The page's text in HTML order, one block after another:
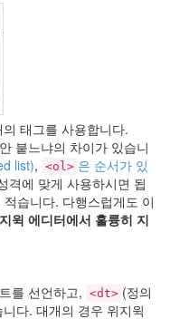
태그를 사용합니다.
붙느냐의 차이가 있습니
list), <ol> 은 순서가 있
격에 맞게 사용하시면 됩
적습니다. 다행스럽게도 이
윅 에디터에서 훌륭히 지
를 선언하고, <dt> (정의
다. 대개의 경우 위지윅